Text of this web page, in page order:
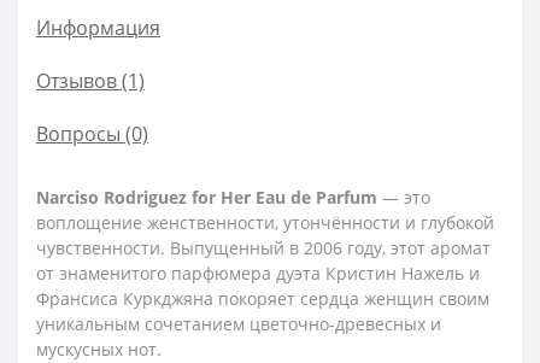
Информация
Отзывов (1)
Вопросы (0)
Narciso Rodriguez for Her Eau de Parfum — это
воплощение женственности, утончённости и глубокой
чувственности. Выпущенный в 2006 году, этот аромат
от знаменитого парфюмера дуэта Кристин Нажель и
Франсиса Куркджяна покоряет сердца женщин своим
уникальным сочетанием цветочно-древесных и
мускусных нот.